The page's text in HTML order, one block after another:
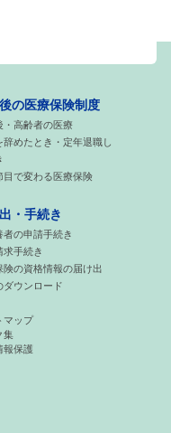
の医療保険制度
・高齢者の医療
辞めたとき・定年退職し
目で変わる医療保険
・手続き
者の申請手続き
求手続き
険の資格情報の届け出
ダウンロード
マップ
集
報保護